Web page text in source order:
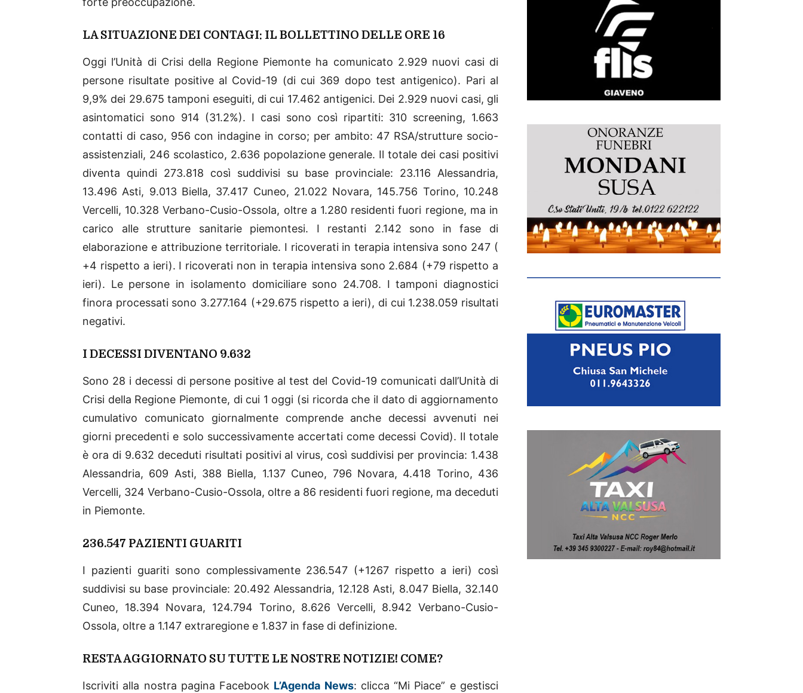
LA SITUAZIONE DEI CONTAGI: IL BOLLETTINO DELLE ORE 16
Oggi l’Unità di Crisi della Regione Piemonte ha comunicato 2.929 nuovi casi di
persone risultate positive al Covid-19 (di cui 369 dopo test antigenico). Pari al
9,9% dei 29.675 tamponi eseguiti, di cui 17.462 antigenici. Dei 2.929 nuovi casi, gli
asintomatici sono 914 (31.2%). I casi sono così ripartiti: 310 screening, 1.663
contatti di caso, 956 con indagine in corso; per ambito: 47 RSA/strutture socio-
assistenziali, 246 scolastico, 2.636 popolazione generale. Il totale dei casi positivi
diventa quindi 273.818 così suddivisi su base provinciale: 23.116 Alessandria,
13.496 Asti, 9.013 Biella, 37.417 Cuneo, 21.022 Novara, 145.756 Torino, 10.248
Vercelli, 10.328 Verbano-Cusio-Ossola, oltre a 1.280 residenti fuori regione, ma in
carico alle strutture sanitarie piemontesi. I restanti 2.142 sono in fase di
elaborazione e attribuzione territoriale. I ricoverati in terapia intensiva sono 247 (
+4 rispetto a ieri). I ricoverati non in terapia intensiva sono 2.684 (+79 rispetto a
ieri). Le persone in isolamento domiciliare sono 24.708. I tamponi diagnostici
finora processati sono 3.277.164 (+29.675 rispetto a ieri), di cui 1.238.059 risultati
negativi.
I DECESSI DIVENTANO 9.632
Sono 28 i decessi di persone positive al test del Covid-19 comunicati dall’Unità di
Crisi della Regione Piemonte, di cui 1 oggi (si ricorda che il dato di aggiornamento
cumulativo comunicato giornalmente comprende anche decessi avvenuti nei
giorni precedenti e solo successivamente accertati come decessi Covid). Il totale
è ora di 9.632 deceduti risultati positivi al virus, così suddivisi per provincia: 1.438
Alessandria, 609 Asti, 388 Biella, 1.137 Cuneo, 796 Novara, 4.418 Torino, 436
Vercelli, 324 Verbano-Cusio-Ossola, oltre a 86 residenti fuori regione, ma deceduti
in Piemonte.
236.547 PAZIENTI GUARITI
I pazienti guariti sono complessivamente 236.547 (+1267 rispetto a ieri) così
suddivisi su base provinciale: 20.492 Alessandria, 12.128 Asti, 8.047 Biella, 32.140
Cuneo, 18.394 Novara, 124.794 Torino, 8.626 Vercelli, 8.942 Verbano-Cusio-
Ossola, oltre a 1.147 extraregione e 1.837 in fase di definizione.
RESTA AGGIORNATO SU TUTTE LE NOSTRE NOTIZIE! COME?
Iscriviti alla nostra pagina Facebook L’Agenda News: clicca “Mi Piace” e gestisci